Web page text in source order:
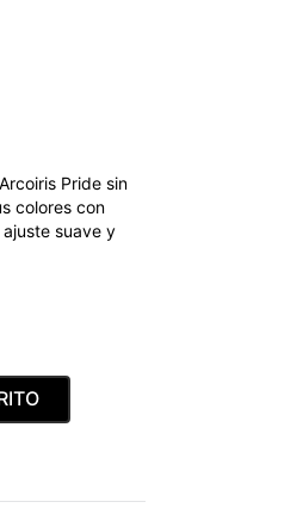
Pride sin
colores con
suave y